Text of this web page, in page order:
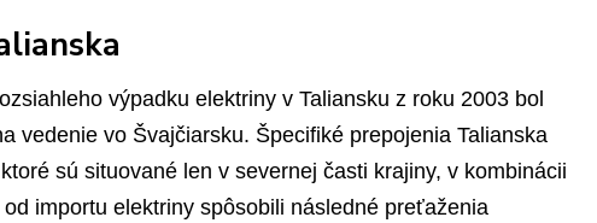
výpadku elektriny v Taliansku z roku 2003 bol
vedenie vo Švajčiarsku. Špecifiké prepojenia Talianska
sú situované len v severnej časti krajiny, v kombinácii
importu elektriny spôsobili následné preťaženia